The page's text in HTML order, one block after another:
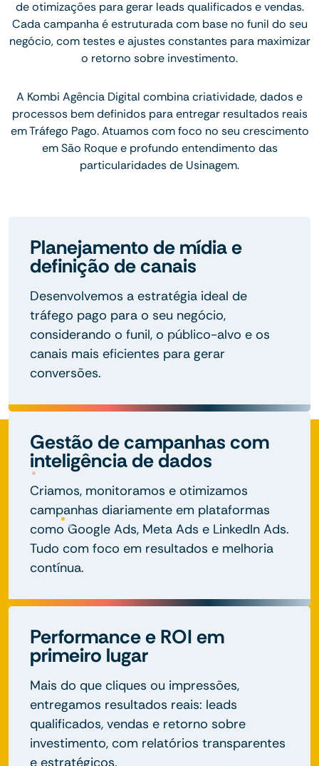
de otimizações para gerar leads qualificados e vendas.
Cada campanha é estruturada com base no funil do seu
negócio, com testes e ajustes constantes para maximizar
o retorno sobre investimento.
A Kombi Agência Digital combina criatividade, dados e
processos bem definidos para entregar resultados reais
em Tráfego Pago. Atuamos com foco no seu crescimento
em São Roque e profundo entendimento das
particularidades de Usinagem.
Planejamento de mídia e
definição de canais
Desenvolvemos a estratégia ideal de
tráfego pago para o seu negócio,
considerando o funil, o público-alvo e os
canais mais eficientes para gerar
conversões.
Gestão de campanhas com
inteligência de dados
Criamos, monitoramos e otimizamos
campanhas diariamente em plataformas
como Google Ads, Meta Ads e LinkedIn Ads.
Tudo com foco em resultados e melhoria
contínua.
Performance e ROI em
primeiro lugar
Mais do que cliques ou impressões,
entregamos resultados reais: leads
qualificados, vendas e retorno sobre
investimento, com relatórios transparentes
e estratégicos.